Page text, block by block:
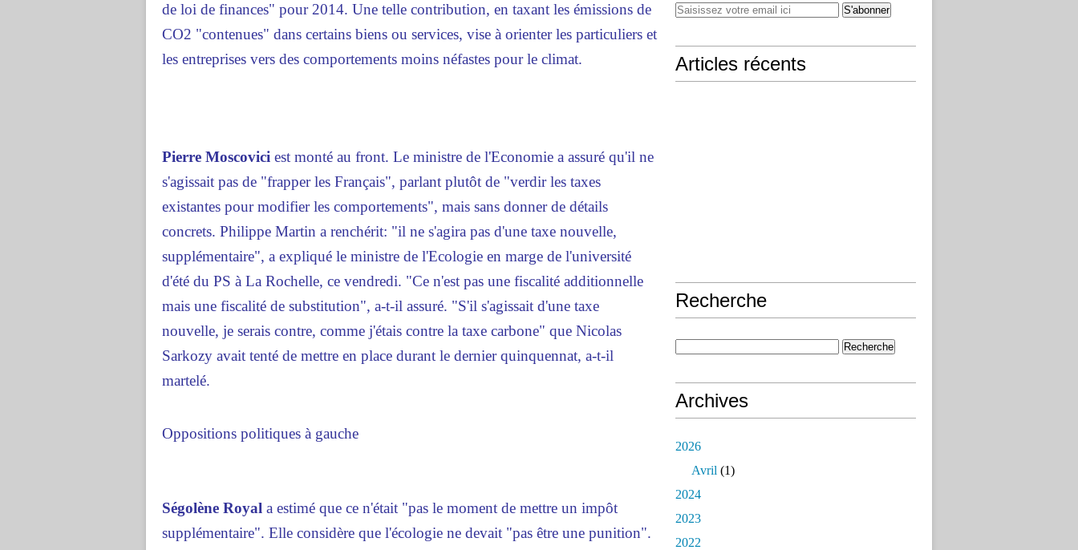
de loi de finances" pour 2014. Une telle contribution, en taxant les émissions de
CO2 "contenues" dans certains biens ou services, vise à orienter les particuliers et
les entreprises vers des comportements moins néfastes pour le climat.
Pierre Moscovici est monté au front. Le ministre de l'Economie a assuré qu'il ne
s'agissait pas de "frapper les Français", parlant plutôt de "verdir les taxes
existantes pour modifier les comportements", mais sans donner de détails
concrets. Philippe Martin a renchérit: "il ne s'agira pas d'une taxe nouvelle,
supplémentaire", a expliqué le ministre de l'Ecologie en marge de l'université
d'été du PS à La Rochelle, ce vendredi. "Ce n'est pas une fiscalité additionnelle
mais une fiscalité de substitution", a-t-il assuré. "S'il s'agissait d'une taxe
nouvelle, je serais contre, comme j'étais contre la taxe carbone" que Nicolas
Sarkozy avait tenté de mettre en place durant le dernier quinquennat, a-t-il
martelé.
Oppositions politiques à gauche
Ségolène Royal a estimé que ce n'était "pas le moment de mettre un impôt
supplémentaire". Elle considère que l'écologie ne devait "pas être une punition".
Articles récents
Recherche
Archives
2026
Avril (1)
2024
2023
2022